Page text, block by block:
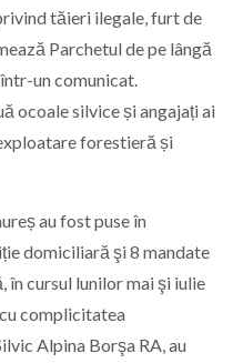
tăieri ilegale, furt de
Parchetul de pe lângă
un comunicat.
ocoale silvice și angajați ai
forestieră și
au fost puse în
domiciliară şi 8 mandate
în cursul lunilor mai şi iulie
complicitatea
Alpina Borşa RA, au